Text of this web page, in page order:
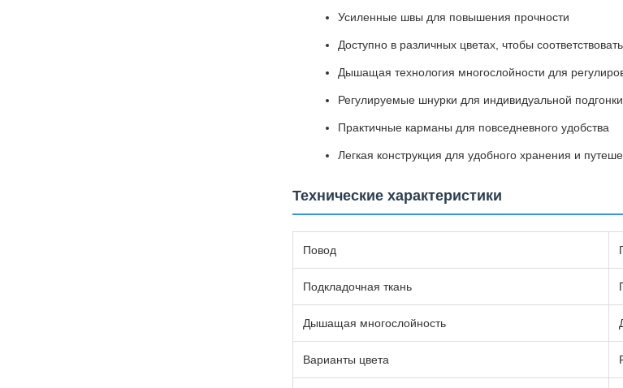
Усиленные швы для повышения прочности
Доступно в различных цветах, чтобы
Дышащая технология многослойности для
Регулируемые шнурки для индивидуальной
Практичные карманы для повседневного удобства
Легкая конструкция для удобного хранения и
Технические характеристики
Повод
Подкладочная ткань
Дышащая многослойность
Варианты цвета